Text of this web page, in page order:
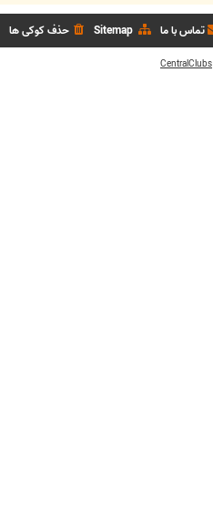
حذف کوکی ها Sitemap تماس با ما
CentralClubs